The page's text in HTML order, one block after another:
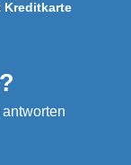
Kreditkarte